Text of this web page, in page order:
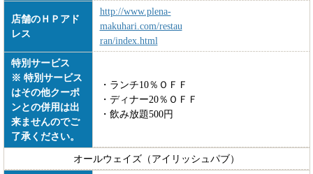
店舗のＨＰアド
レス
http://www.plena-
makuhari.com/restau
ran/index.html
特別サービス
※ 特別サービス
はその他クーポ
ンとの併用は出
来ませんのでご
了承ください。
・ランチ10％ＯＦＦ
・ディナー20％ＯＦＦ
・飲み放題500円
オールウェイズ（アイリッシュパブ）